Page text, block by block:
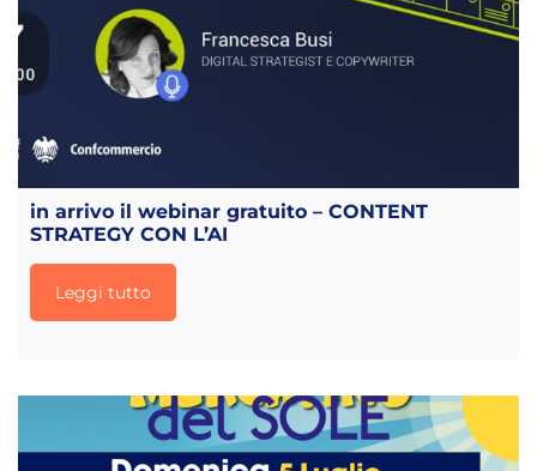
in arrivo il webinar gratuito – CONTENT
STRATEGY CON L’AI
Leggi tutto